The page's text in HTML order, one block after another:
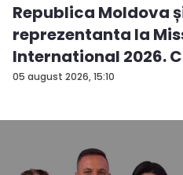
05 august 2026, 15:10
Republica Moldova
reprezentanta la
International 2026.